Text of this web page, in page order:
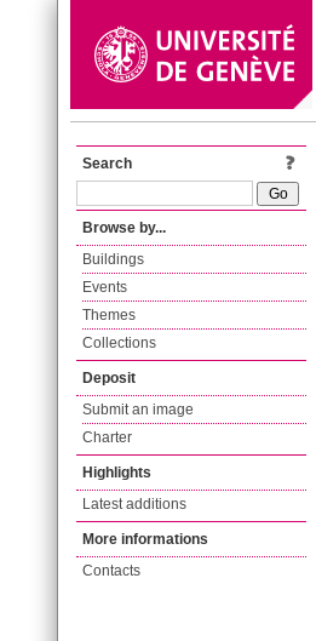
Search
Browse by...
Buildings
Events
Themes
Collections
Deposit
Submit an image
Charter
Highlights
Latest additions
More informations
Contacts